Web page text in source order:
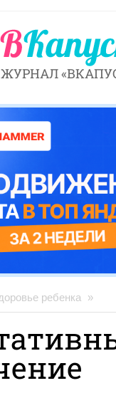
ЖУРНАЛ
ребенка »